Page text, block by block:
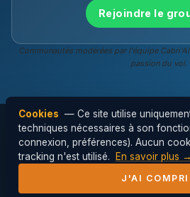
Rejoindre le
Communautés modérées par l'équipe
passion du vol.
© 2026 Cabri'AIR — Club
l'Hérault ·
Cookies — Ce site utilise
techniques nécessaires à son
connexion, préférences). Aucun
tracking n'est utilisé.
En savoir plus →
J'AI